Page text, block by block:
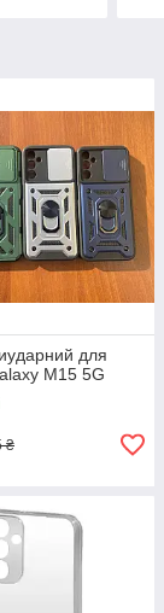
для
M15 5G
₴